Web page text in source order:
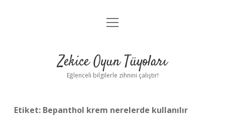
Anasayfa
Yasal Uyarı
menüyü
Zekice Oyun Tüyoları
Eğlenceli bilgilerle zihnini çalıştır!
Etiket: Bepanthol krem nerelerde kullanılır